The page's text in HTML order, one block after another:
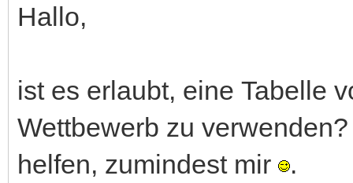
Hallo,
ist es erlaubt, eine Tabelle
Wettbewerb zu
helfen, zumindest mir
.